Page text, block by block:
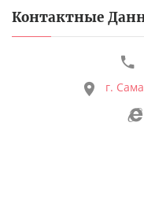
Контактные
г.